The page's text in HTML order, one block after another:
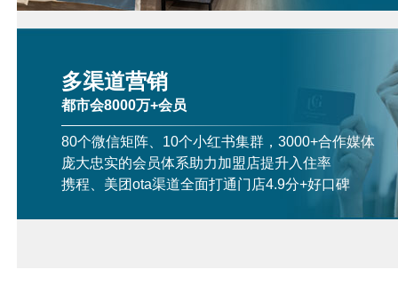
多渠道营销
都市会8000万+会员
80个微信矩阵、10个小红书集群，3000+合作媒体
庞大忠实的会员体系助力加盟店提升入住率
携程、美团ota渠道全面打通门店4.9分+好口碑